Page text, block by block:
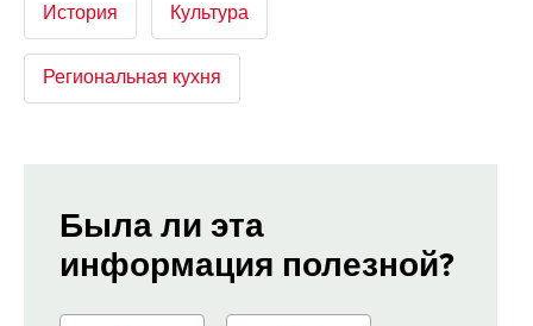
История Культура
Региональная кухня
Была ли эта
информация полезной?